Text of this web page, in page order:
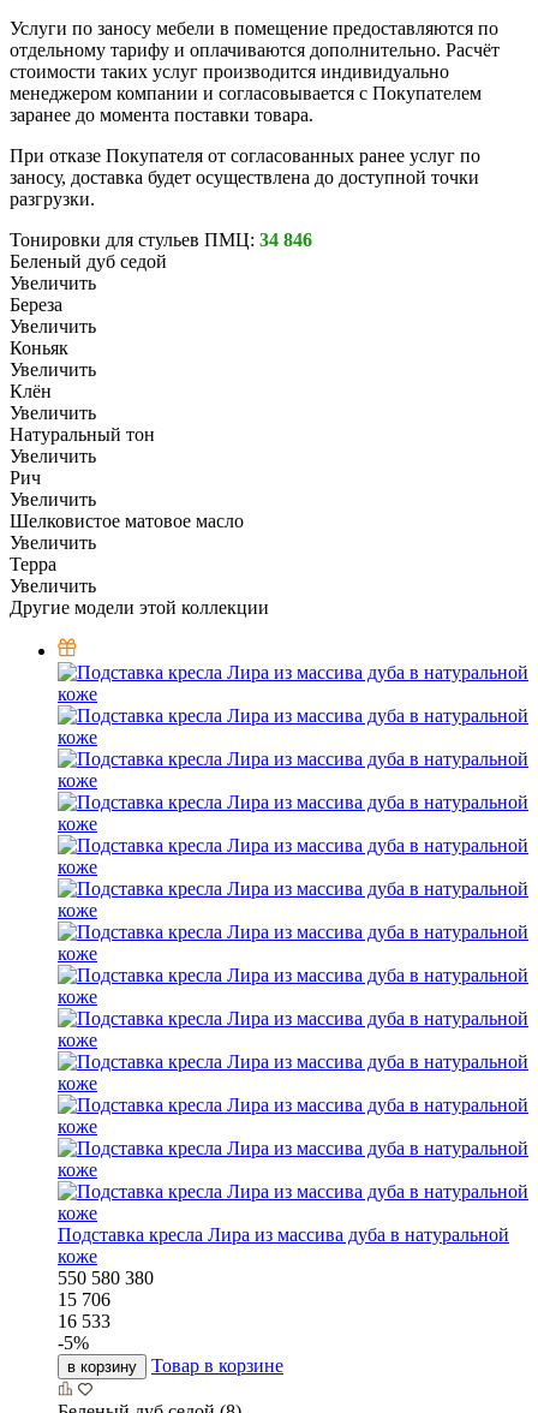
Услуги по заносу мебели в помещение предоставляются по
отдельному тарифу и оплачиваются дополнительно. Расчёт
стоимости таких услуг производится индивидуально
менеджером компании и согласовывается с Покупателем
заранее до момента поставки товара.
При отказе Покупателя от согласованных ранее услуг по
заносу, доставка будет осуществлена до доступной точки
разгрузки.
Тонировки для стульев ПМЦ: 34 846
Беленый дуб седой
Увеличить
Береза
Увеличить
Коньяк
Увеличить
Клён
Увеличить
Натуральный тон
Увеличить
Рич
Увеличить
Шелковистое матовое масло
Увеличить
Терра
Увеличить
Другие модели этой коллекции
Подставка кресла Лира из массива дуба в натуральной
коже
550 580 380
15 706
16 533
-5%
в корзину Товар в корзине